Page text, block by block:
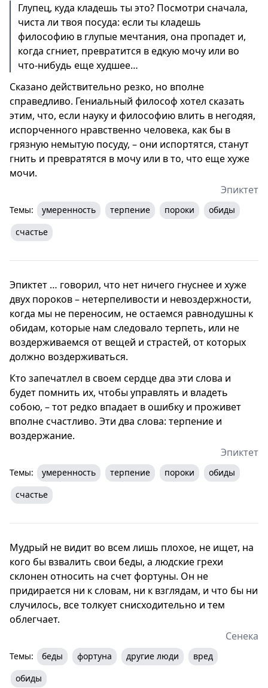
Глупец, куда кладешь ты это? Посмотри сначала,
чиста ли твоя посуда: если ты кладешь
философию в глупые мечтания, она пропадет и,
когда сгниет, превратится в едкую мочу или во
что-нибудь еще худшее…
Сказано действительно резко, но вполне
справедливо. Гениальный философ хотел сказать
этим, что, если науку и философию влить в негодяя,
испорченного нравственно человека, как бы в
грязную немытую посуду, – они испортятся, станут
гнить и превратятся в мочу или в то, что еще хуже
мочи.
Эпиктет
Темы: умеренность терпение пороки
обиды
счастье
Эпиктет … говорил, что нет ничего гнуснее и хуже
двух пороков – нетерпеливости и невоздержности,
когда мы не переносим, не остаемся равнодушны к
обидам, которые нам следовало терпеть, или не
воздерживаемся от вещей и страстей, от которых
должно воздерживаться.
Кто запечатлел в своем сердце два эти слова и
будет помнить их, чтобы управлять и владеть
собою, – тот редко впадает в ошибку и проживет
вполне счастливо. Эти два слова: терпение и
воздержание.
Эпиктет
Темы: умеренность терпение пороки
обиды
счастье
Мудрый не видит во всем лишь плохое, не ищет, на
кого бы взвалить свои беды, а людские грехи
склонен относить на счет фортуны. Он не
придирается ни к словам, ни к взглядам, и что бы ни
случилось, все толкует снисходительно и тем
облегчает.
Сенека
Темы: беды фортуна другие люди
вред
обиды